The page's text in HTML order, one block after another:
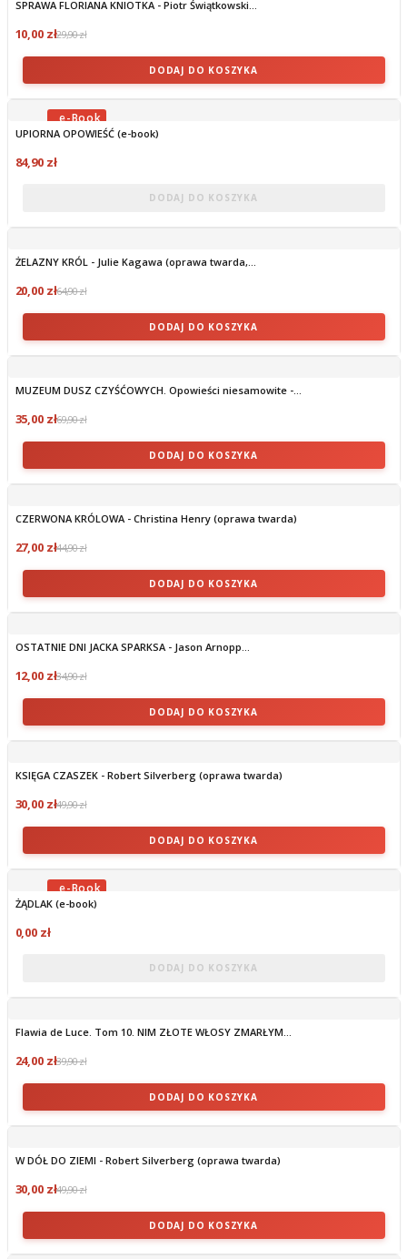
SPRAWA FLORIANA KNIOTKA - Piotr Świątkowski...
10,00 zł29,90 zł
DODAJ DO KOSZYKA
OBECNIE BRAK NA STANIE
UPIORNA OPOWIEŚĆ (e-book)
84,90 zł
DODAJ DO KOSZYKA
ŻELAZNY KRÓL - Julie Kagawa (oprawa twarda,...
20,00 zł64,90 zł
DODAJ DO KOSZYKA
MUZEUM DUSZ CZYŚĆOWYCH. Opowieści niesamowite -...
35,00 zł69,90 zł
DODAJ DO KOSZYKA
CZERWONA KRÓLOWA - Christina Henry (oprawa twarda)
27,00 zł44,90 zł
DODAJ DO KOSZYKA
OSTATNIE DNI JACKA SPARKSA - Jason Arnopp...
12,00 zł34,90 zł
DODAJ DO KOSZYKA
KSIĘGA CZASZEK - Robert Silverberg (oprawa twarda)
30,00 zł49,90 zł
DODAJ DO KOSZYKA
OBECNIE BRAK NA STANIE
ŻĄDLAK (e-book)
0,00 zł
DODAJ DO KOSZYKA
Flawia de Luce. Tom 10. NIM ZŁOTE WŁOSY ZMARŁYM...
24,00 zł39,90 zł
DODAJ DO KOSZYKA
W DÓŁ DO ZIEMI - Robert Silverberg (oprawa twarda)
30,00 zł49,90 zł
DODAJ DO KOSZYKA